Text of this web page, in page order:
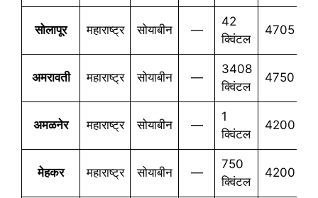
सोलापूर महाराष्ट्र सोयाबीन —
42
क्विंटल
4705
अमरावती महाराष्ट्र सोयाबीन —
3408
क्विंटल
4750
अमळनेर महाराष्ट्र सोयाबीन —
1
क्विंटल
4200
मेहकर महाराष्ट्र सोयाबीन —
750
क्विंटल
4200